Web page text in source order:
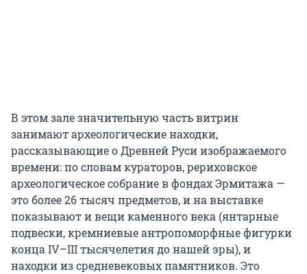
В этом зале значительную часть витрин
занимают археологические находки,
рассказывающие о Древней Руси изображаемого
времени: по словам кураторов, рериховское
археологическое собрание в фондах Эрмитажа —
это более 26 тысяч предметов, и на выставке
показывают и вещи каменного века (янтарные
подвески, кремниевые антропоморфные фигурки
конца IV–III тысячелетия до нашей эры), и
находки из средневековых памятников. Это